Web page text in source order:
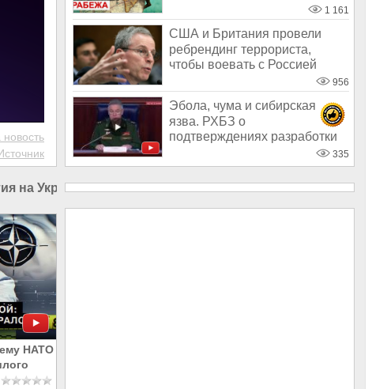
на Украине|Европа и Украина|Украина и
НАТО
1 161
США и Британия провели
ребрендинг террориста,
чтобы воевать с Россией
956
Эбола, чума и сибирская
язва. РХБЗ о
подтверждениях разработки
335